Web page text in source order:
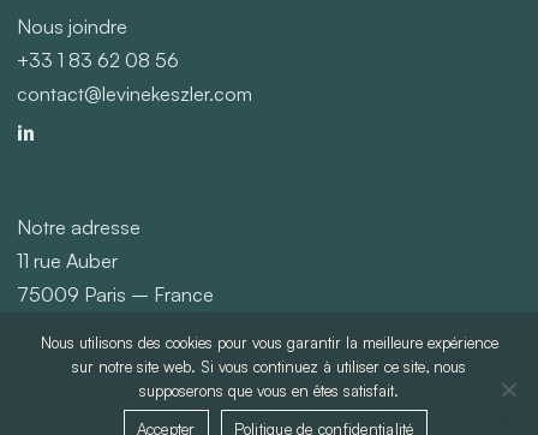
Nous joindre
+33 1 83 62 08 56
contact@levinekeszler.com
Notre adresse
11 rue Auber
75009 Paris – France
2026Levine Keszler
Nous utilisons des cookies pour vous garantir la meilleure expérience
sur notre site web. Si vous continuez à utiliser ce site, nous
supposerons que vous en êtes satisfait.
Accepter
Politique de confidentialité